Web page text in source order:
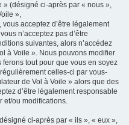
» (désigné ci-après par « nous »,
»,
acceptez d’être légalement
n’acceptez pas d’être
suivantes, alors n’accédez
à Voile ». Nous pouvons modifier
tout pour que vous en soyez
celles-ci par vous-
de Vol à Voile » alors que des
d’être légalement responsable
et/ou modifications.
ci-après par « ils », « eux »,